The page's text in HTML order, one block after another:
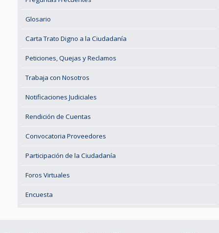
Glosario
Carta Trato Digno a la Ciudadanía
Peticiones, Quejas y Reclamos
Trabaja con Nosotros
Notificaciones Judiciales
Rendición de Cuentas
Convocatoria Proveedores
Participación de la Ciudadanía
Foros Virtuales
Encuesta